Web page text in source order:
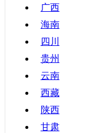
广西
海南
四川
贵州
云南
西藏
陕西
甘肃